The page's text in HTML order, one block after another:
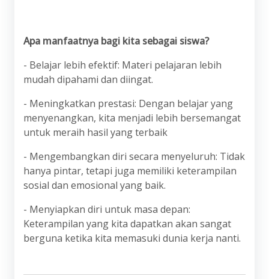
Apa manfaatnya bagi kita sebagai siswa?
- Belajar lebih efektif: Materi pelajaran lebih
mudah dipahami dan diingat.
- Meningkatkan prestasi: Dengan belajar yang
menyenangkan, kita menjadi lebih bersemangat
untuk meraih hasil yang terbaik
- Mengembangkan diri secara menyeluruh: Tidak
hanya pintar, tetapi juga memiliki keterampilan
sosial dan emosional yang baik.
- Menyiapkan diri untuk masa depan:
Keterampilan yang kita dapatkan akan sangat
berguna ketika kita memasuki dunia kerja nanti.